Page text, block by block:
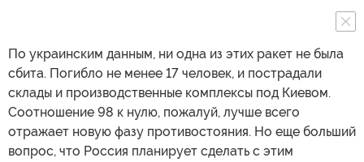
По украинским данным, ни одна из этих ракет не была
сбита. Погибло не менее 17 человек, и пострадали
склады и производственные комплексы под Киевом.
Соотношение 98 к нулю, пожалуй, лучше всего
отражает новую фазу противостояния. Но еще больший
вопрос, что Россия планирует сделать с этим